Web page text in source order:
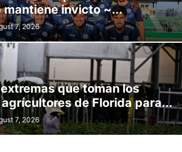
mantiene invicto ~...
7, 2026
que toman los
de Florida para...
7, 2026